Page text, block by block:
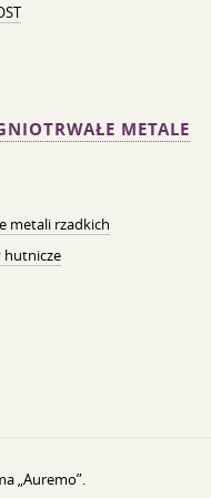
METALE
metali rzadkich
hutnicze
„Auremo”.